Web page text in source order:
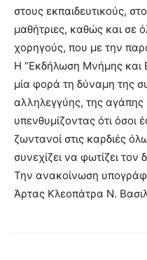
στους εκπαιδευτικούς,
μαθήτριες, καθώς και σε
χορηγούς, που με την
Η “Εκδήλωση Μνήμης και
μία φορά τη δύναμη της
αλληλεγγύης, της
υπενθυμίζοντας ότι
ζωντανοί στις καρδιές
συνεχίζει να φωτίζει τον
Την ανακοίνωση
Άρτας Κλεοπάτρα Ν.